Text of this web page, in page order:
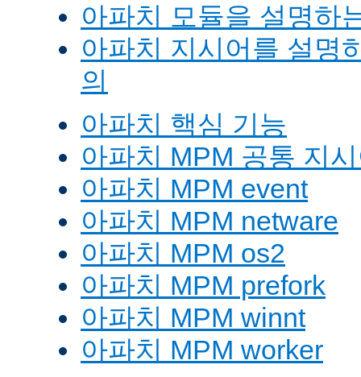
아파치 모듈을 설명하
아파치 지시어를 설명
의
아파치 핵심 기능
아파치 MPM 공통 지
아파치 MPM event
아파치 MPM netware
아파치 MPM os2
아파치 MPM prefork
아파치 MPM winnt
아파치 MPM worker